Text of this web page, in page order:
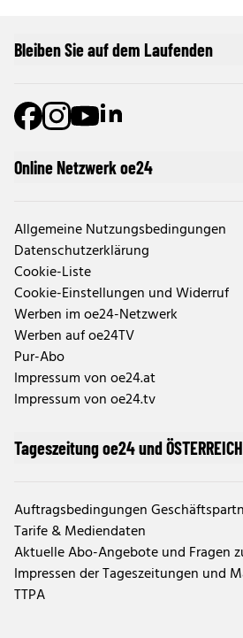
Online Netzwerk oe24
Allgemeine Nutzungsbedingungen
Datenschutzerklärung
Cookie-Liste
Cookie-Einstellungen und Widerruf
Werben im oe24-Netzwerk
Werben auf oe24TV
Pur-Abo
Impressum von oe24.at
Impressum von oe24.tv
Tageszeitung oe24 und ÖSTERREICH
Auftragsbedingungen
Tarife & Mediendaten
Aktuelle Abo-Angebote und Fragen
Impressen der Tageszeitungen und
TTPA
Bleiben Sie auf dem Laufenden